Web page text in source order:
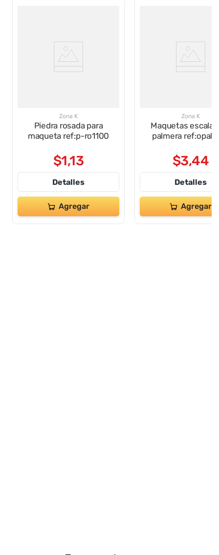
Zona K
Piedra rosada para
maqueta ref:p-ro1100
$1,13
Detalles
Agregar
Zona K
Maquetas escala
palmera ref:opal-
$3,44
Detalles
Agregar